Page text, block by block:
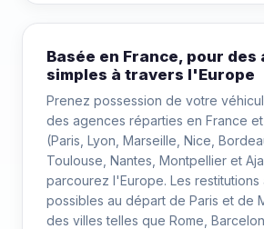
Basée en France, pour des
simples à travers l'Europe
Prenez possession de votre
des agences réparties en France
(Paris, Lyon, Marseille, Nice,
Toulouse, Nantes, Montpellier et
parcourez l'Europe. Les restitutions
possibles au départ de Paris et de
des villes telles que Rome,